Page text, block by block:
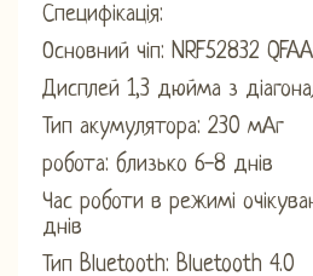
Специфікація:
Основний чіп: NRF52832 QFAA
Дисплей 1,3 дюйма з
Тип акумулятора: 230 мАг
робота: близько 6-8 днів
Час роботи в режимі
днів
Тип Bluetooth: Bluetooth 4.0